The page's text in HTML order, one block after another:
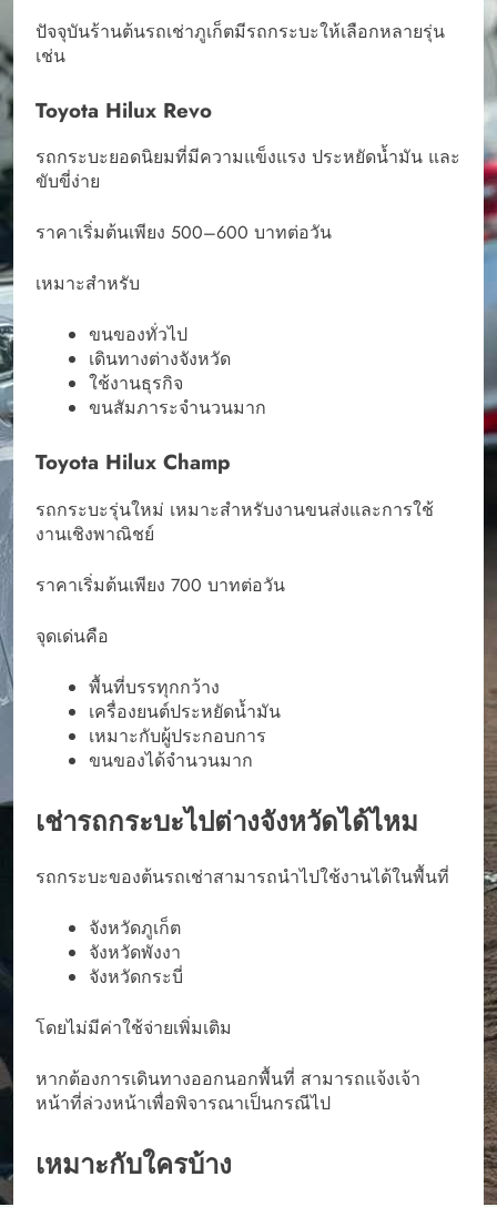
ปัจจุบันร้านต้นรถเช่าภูเก็ตมีรถกระบะให้เลือกหลายรุ่น
เช่น
Toyota Hilux Revo
รถกระบะยอดนิยมที่มีความแข็งแรง ประหยัดน้ำมัน และ
ขับขี่ง่าย
ราคาเริ่มต้นเพียง 500–600 บาทต่อวัน
เหมาะสำหรับ
ขนของทั่วไป
เดินทางต่างจังหวัด
ใช้งานธุรกิจ
ขนสัมภาระจำนวนมาก
Toyota Hilux Champ
รถกระบะรุ่นใหม่ เหมาะสำหรับงานขนส่งและการใช้
งานเชิงพาณิชย์
ราคาเริ่มต้นเพียง 700 บาทต่อวัน
จุดเด่นคือ
พื้นที่บรรทุกกว้าง
เครื่องยนต์ประหยัดน้ำมัน
เหมาะกับผู้ประกอบการ
ขนของได้จำนวนมาก
เช่ารถกระบะไปต่างจังหวัดได้ไหม
รถกระบะของต้นรถเช่าสามารถนำไปใช้งานได้ในพื้นที่
จังหวัดภูเก็ต
จังหวัดพังงา
จังหวัดกระบี่
โดยไม่มีค่าใช้จ่ายเพิ่มเติม
หากต้องการเดินทางออกนอกพื้นที่ สามารถแจ้งเจ้า
หน้าที่ล่วงหน้าเพื่อพิจารณาเป็นกรณีไป
เหมาะกับใครบ้าง